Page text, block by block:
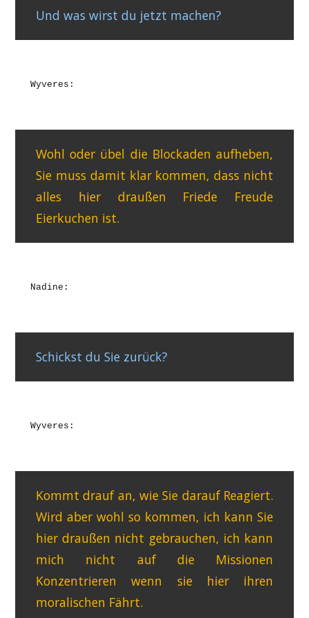
Und was wirst du jetzt machen?
Wyveres:
Wohl oder übel die Blockaden aufheben,
Sie muss damit klar kommen, dass nicht
alles hier draußen Friede Freude
Eierkuchen ist.
Nadine:
Schickst du Sie zurück?
Wyveres:
Kommt drauf an, wie Sie darauf Reagiert.
Wird aber wohl so kommen, ich kann Sie
hier draußen nicht gebrauchen, ich kann
mich nicht auf die Missionen
Konzentrieren wenn sie hier ihren
moralischen Fährt.